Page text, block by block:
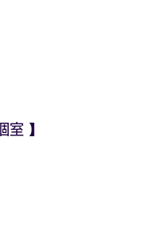
室 】